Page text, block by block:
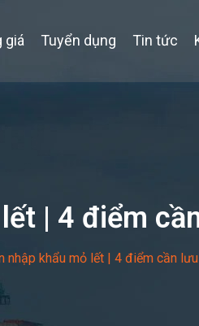
giá Tuyển dụng Tin tức
| 4 điểm
nhập khẩu mỏ lết | 4 điểm cần